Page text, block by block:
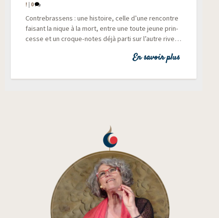
! | 0
Contre­bras­sens : une his­toire, celle d’une ren­contre
fai­sant la nique à la mort, entre une toute jeune prin­
cesse et un croque-notes déjà par­ti sur l’autre rive…
En savoir plus